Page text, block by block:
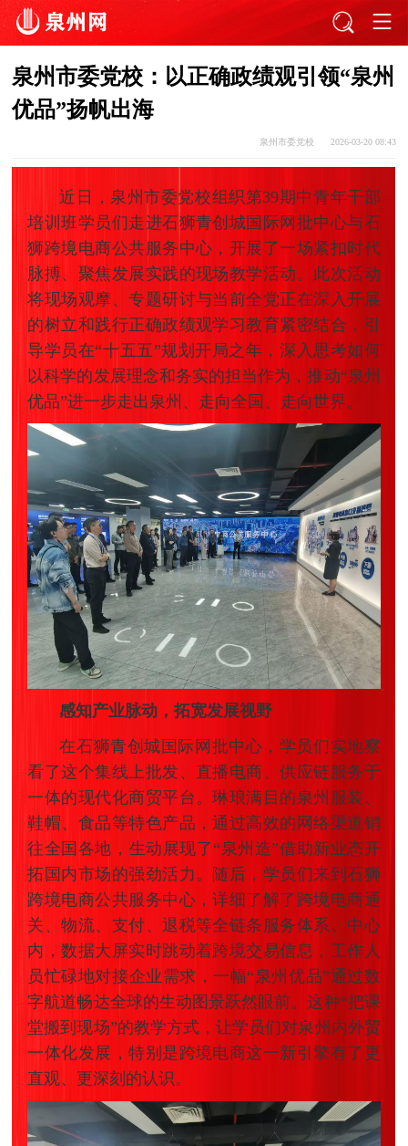
泉州市委党校：以正确政绩观引领“泉州
优品”扬帆出海
泉州市委党校 2026-03-20 08:43
近日，泉州市委党校组织第39期中青年干部
培训班学员们走进石狮青创城国际网批中心与石
狮跨境电商公共服务中心，开展了一场紧扣时代
脉搏、聚焦发展实践的现场教学活动。此次活动
将现场观摩、专题研讨与当前全党正在深入开展
的树立和践行正确政绩观学习教育紧密结合，引
导学员在“十五五”规划开局之年，深入思考如何
以科学的发展理念和务实的担当作为，推动“泉州
优品”进一步走出泉州、走向全国、走向世界。
感知产业脉动，拓宽发展视野
在石狮青创城国际网批中心，学员们实地察
看了这个集线上批发、直播电商、供应链服务于
一体的现代化商贸平台。琳琅满目的泉州服装、
鞋帽、食品等特色产品，通过高效的网络渠道销
往全国各地，生动展现了“泉州造”借助新业态开
拓国内市场的强劲活力。随后，学员们来到石狮
跨境电商公共服务中心，详细了解了跨境电商通
关、物流、支付、退税等全链条服务体系。中心
内，数据大屏实时跳动着跨境交易信息，工作人
员忙碌地对接企业需求，一幅“泉州优品”通过数
字航道畅达全球的生动图景跃然眼前。这种“把课
堂搬到现场”的教学方式，让学员们对泉州内外贸
一体化发展，特别是跨境电商这一新引擎有了更
直观、更深刻的认识。